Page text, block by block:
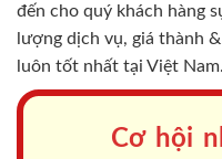
đến cho quý khách hàng
lượng dịch vụ, giá thành
luôn tốt nhất tại Việt Nam.
Cơ hội